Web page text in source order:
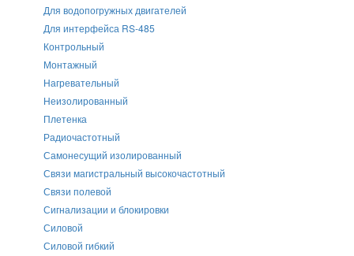
Для водопогружных двигателей
Для интерфейса RS-485
Контрольный
Монтажный
Нагревательный
Неизолированный
Плетенка
Радиочастотный
Самонесущий изолированный
Связи магистральный высокочастотный
Связи полевой
Сигнализации и блокировки
Силовой
Силовой гибкий